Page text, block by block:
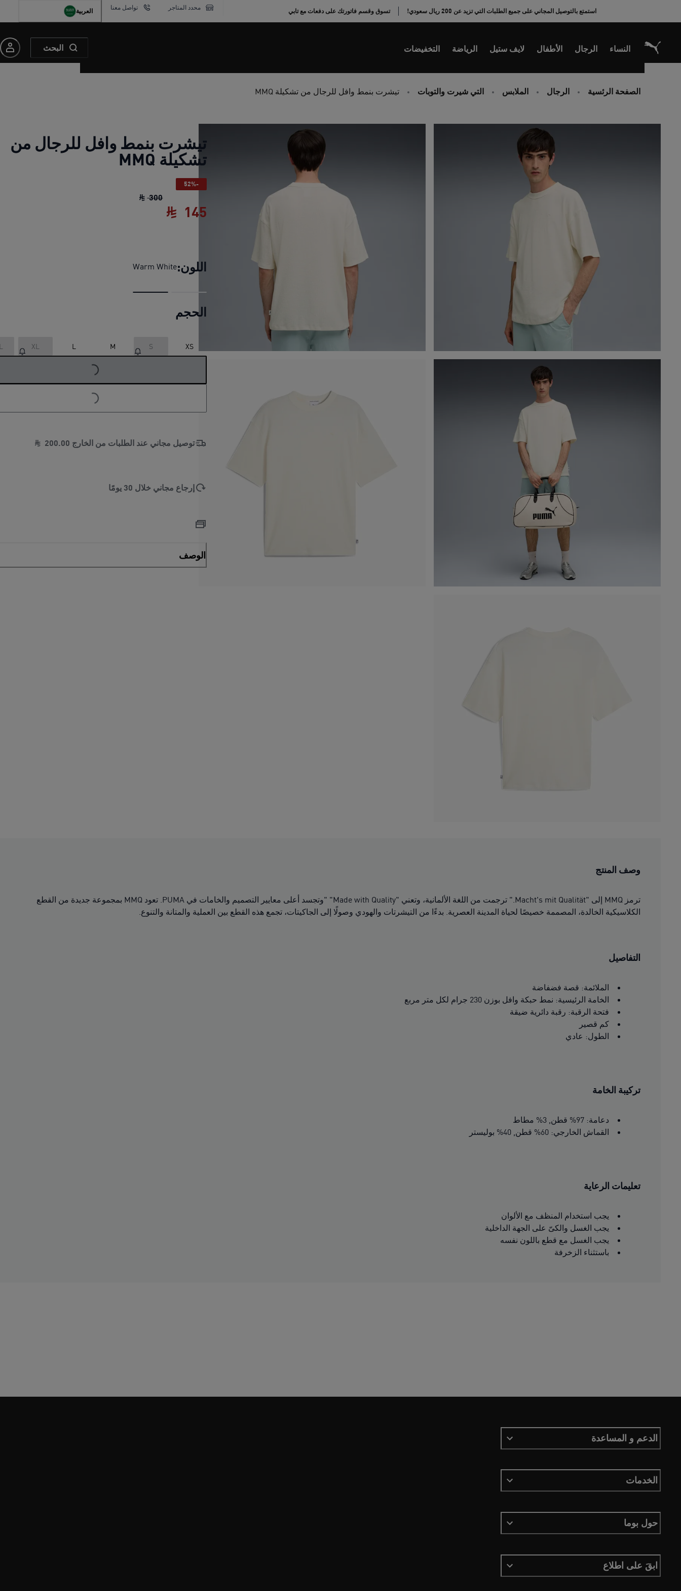
استمتع بالتوصيل المجاني على جميع الطلبات التي تزيد عن 200 ريال سعودي! تسوق وقسم فاتورتك على دفعات مع تابي محدد المتاجر تواصل معنا العربية
النساء الرجال الأطفال لايف ستيل الرياضة التخفيضات البحث
الصفحة الرئسية الرجال الملابس التي شيرت والتوبات تيشرت بنمط وافل للرجال من تشكيلة MMQ
تيشرت بنمط وافل للرجال من
تشكيلة MMQ
-52%
300 تيشرت بنمط وافل للرجال من تشكيلة MMQ
145
اللون:Warm White
الحجم
XS
S
M
L
XL
توصيل مجاني عند الطلبات من الخارج 200.00
إرجاع مجاني خلال 30 يومًا
الوصف
وصف المنتج
ترمز MMQ إلى "Macht's mit Qualität." ترجمت من اللغة الألمانية، وتعني "Made with Quality" "وتجسد أعلى معايير التصميم والخامات في PUMA. تعود MMQ بمجموعة جديدة من القطع
الكلاسيكية الخالدة، المصممة خصيصًا لحياة المدينة العصرية. بدءًا من التيشرتات والهودي وصولًا إلى الجاكيتات، تجمع هذه القطع بين العملية والمتانة والتنوع.
التفاصيل
الملائمة: قصة فضفاضة
الخامة الرئيسية: نمط حبكة وافل بوزن 230 جرام لكل متر مربع
فتحة الرقبة: رقبة دائرية ضيقة
كم قصير
الطول: عادي
تركيبة الخامة
دعامة: 97% قطن, 3% مطاط
القماش الخارجي: 60% قطن, 40% بوليستر
تعليمات الرعاية
يجب استخدام المنظف مع الألوان
يجب الغسل والكىّ على الجهة الداخلية
يجب الغسل مع قطع باللون نفسه
باستثناء الزخرفة
الدعم و المساعدة
الخدمات
حول بوما
ابقَ على اطلاع